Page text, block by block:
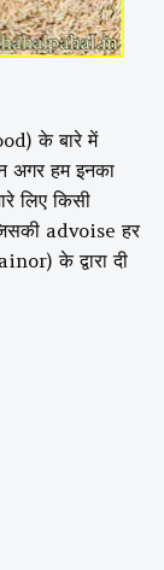
के बारे में
अगर हम इनका
लिए किसी
advoise हर
के द्वारा दी